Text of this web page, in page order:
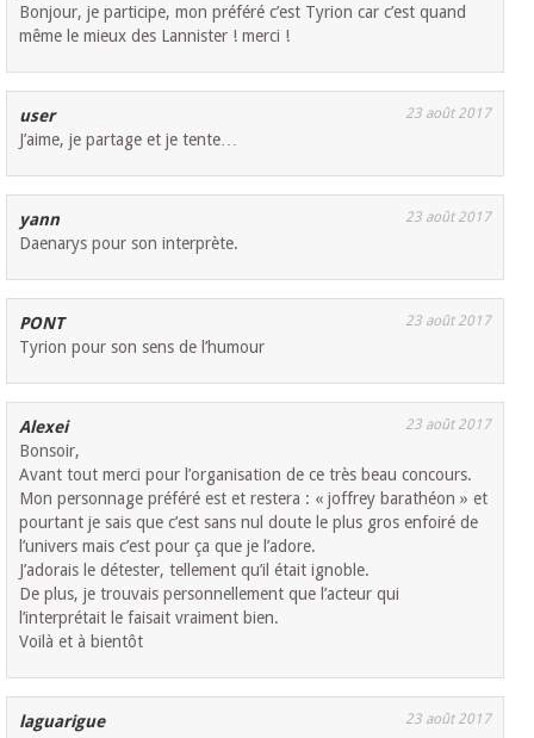
Bonjour, je participe, mon préféré c’est Tyrion car c’est quand
même le mieux des Lannister ! merci !
user 23 août 2017
J’aime, je partage et je tente…
yann 23 août 2017
Daenarys pour son interprète.
PONT 23 août 2017
Tyrion pour son sens de l’humour
Alexei 23 août 2017
Bonsoir,
Avant tout merci pour l’organisation de ce très beau concours.
Mon personnage préféré est et restera : « joffrey barathéon » et
pourtant je sais que c’est sans nul doute le plus gros enfoiré de
l’univers mais c’est pour ça que je l’adore.
J’adorais le détester, tellement qu’il était ignoble.
De plus, je trouvais personnellement que l’acteur qui
l’interprétait le faisait vraiment bien.
Voilà et à bientôt
laguarigue 23 août 2017